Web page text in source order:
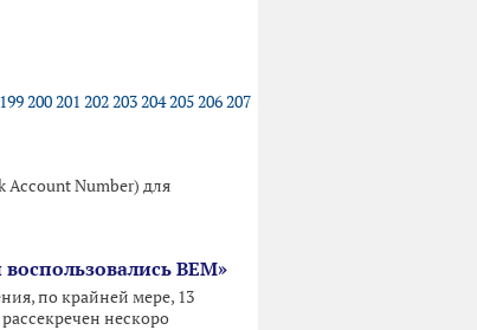
199200201 202203204205206207
Account Number) для
BEM»
по крайней мере, 13
нескоро